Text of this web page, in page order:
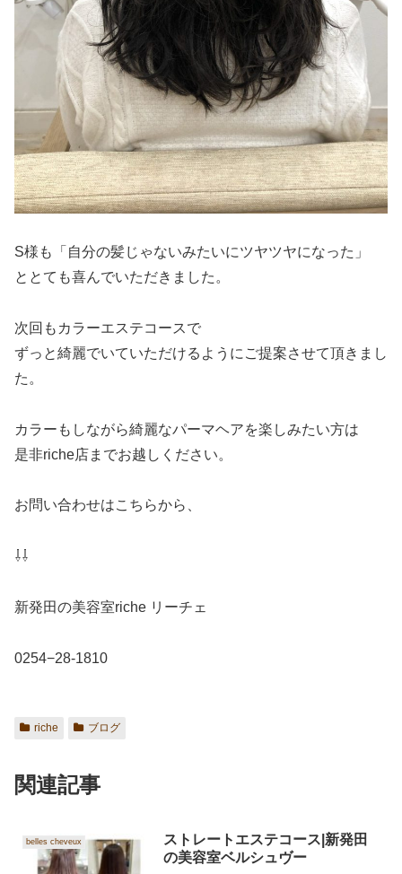
S様も「自分の髪じゃないみたいにツヤツヤになった」
ととても喜んでいただきました。
次回もカラーエステコースで
ずっと綺麗でいていただけるようにご提案させて頂きまし
た。
カラーもしながら綺麗なパーマヘアを楽しみたい方は
是非riche店までお越しください。
お問い合わせはこちらから、
⇩⇩
新発田の美容室riche リーチェ
0254−28-1810
riche ブログ
関連記事
belles cheveux
ストレートエステコース|新発田
の美容室ベルシュヴー